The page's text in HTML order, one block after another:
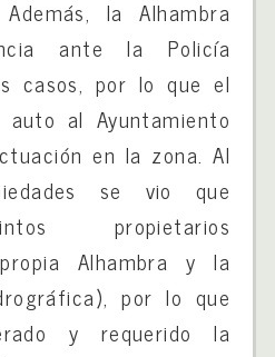
la Alhambra
ante la Policía
casos, por lo que el
al Ayuntamiento
en la zona. Al
se vio que
propietarios
Alhambra y la
por lo que
y requerido la